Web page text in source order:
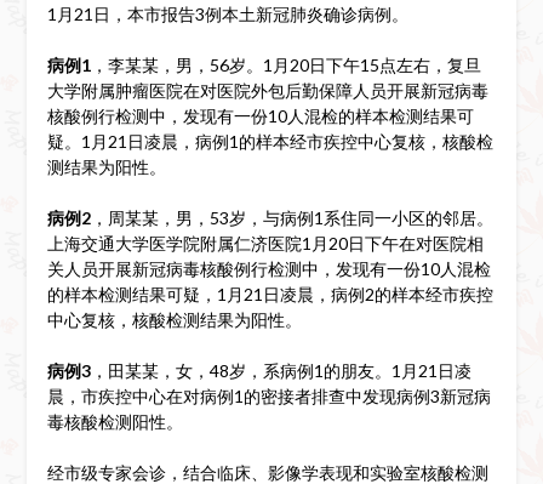
1月21日，本市报告3例本土新冠肺炎确诊病例。
病例1，李某某，男，56岁。1月20日下午15点左右，复旦
大学附属肿瘤医院在对医院外包后勤保障人员开展新冠病毒
核酸例行检测中，发现有一份10人混检的样本检测结果可
疑。1月21日凌晨，病例1的样本经市疾控中心复核，核酸检
测结果为阳性。
病例2，周某某，男，53岁，与病例1系住同一小区的邻居。
上海交通大学医学院附属仁济医院1月20日下午在对医院相
关人员开展新冠病毒核酸例行检测中，发现有一份10人混检
的样本检测结果可疑，1月21日凌晨，病例2的样本经市疾控
中心复核，核酸检测结果为阳性。
病例3，田某某，女，48岁，系病例1的朋友。1月21日凌
晨，市疾控中心在对病例1的密接者排查中发现病例3新冠病
毒核酸检测阳性。
经市级专家会诊，结合临床、影像学表现和实验室核酸检测